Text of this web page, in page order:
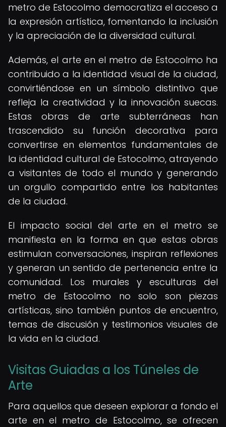
metro de Estocolmo democratiza el acceso a
la expresión artística, fomentando la inclusión
y la apreciación de la diversidad cultural.
Además, el arte en el metro de Estocolmo ha
contribuido a la identidad visual de la ciudad,
convirtiéndose en un símbolo distintivo que
refleja la creatividad y la innovación suecas.
Estas obras de arte subterráneas han
trascendido su función decorativa para
convertirse en elementos fundamentales de
la identidad cultural de Estocolmo, atrayendo
a visitantes de todo el mundo y generando
un orgullo compartido entre los habitantes
de la ciudad.
El impacto social del arte en el metro se
manifiesta en la forma en que estas obras
estimulan conversaciones, inspiran reflexiones
y generan un sentido de pertenencia entre la
comunidad. Los murales y esculturas del
metro de Estocolmo no solo son piezas
artísticas, sino también puntos de encuentro,
temas de discusión y testimonios visuales de
la vida en la ciudad.
Visitas Guiadas a los Túneles de
Arte
Para aquellos que deseen explorar a fondo el
arte en el metro de Estocolmo, se ofrecen